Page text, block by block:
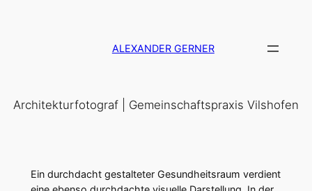
ALEXANDER GERNER
Architekturfotograf | Gemeinschaftspraxis Vilshofen
Ein durchdacht gestalteter Gesundheitsraum verdient